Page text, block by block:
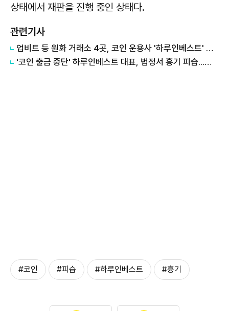
상태에서 재판을 진행 중인 상태다.
관련기사
업비트 등 원화 거래소 4곳, 코인 운용사 '하루인베스트' 출금 긴급 제동
'코인 출금 중단' 하루인베스트 대표, 법정서 흉기 피습...범인 검거
#코인 #피습 #하루인베스트 #흉기